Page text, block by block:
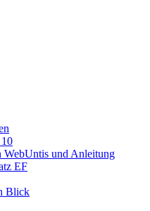
WebUntis und Anleitung
EF
Blick